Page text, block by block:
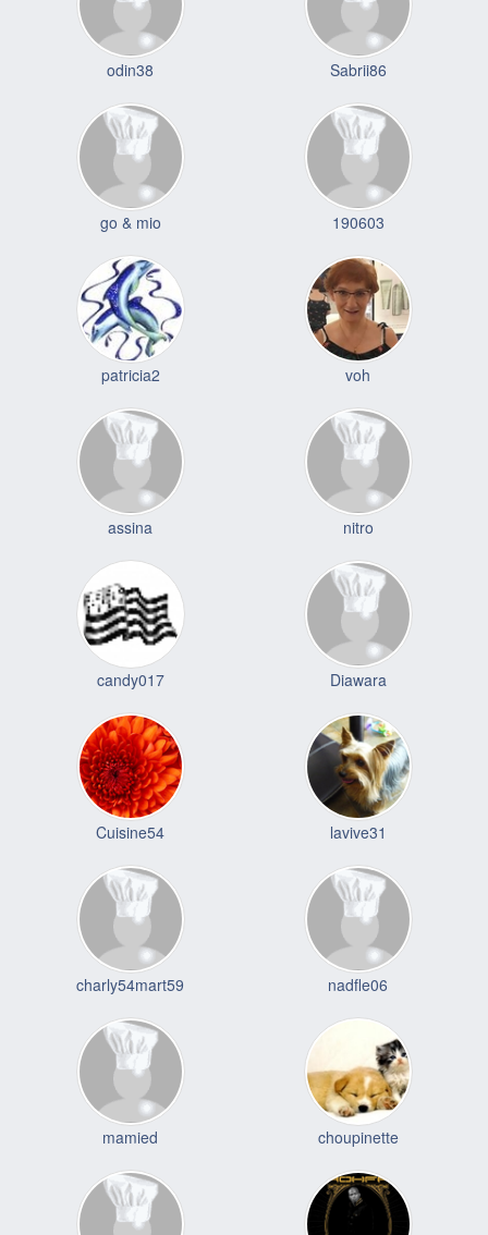
odin38 Sabrii86
go & mio 190603
patricia2 voh
assina nitro
candy017 Diawara
Cuisine54 lavive31
charly54mart59 nadfle06
mamied choupinette